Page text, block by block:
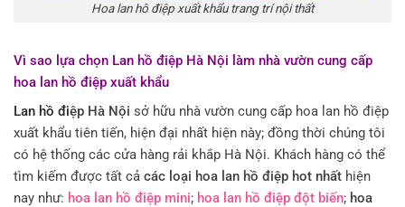
Hoa lan hô điệp xuất khẩu trang trí nội thất
Vì sao lựa chọn Lan hồ điệp Hà Nội làm nhà vườn cung cấp
hoa lan hồ điệp xuất khẩu
Lan hồ điệp Hà Nội sở hữu nhà vườn cung cấp hoa lan hồ điệp
xuất khẩu tiên tiến, hiện đại nhất hiện này; đồng thời chúng tôi
có hệ thống các cửa hàng rải khắp Hà Nội. Khách hàng có thể
tìm kiếm được tất cả các loại hoa lan hồ điệp hot nhất hiện
nay như: hoa lan hồ điệp mini; hoa lan hồ điệp đột biến; hoa